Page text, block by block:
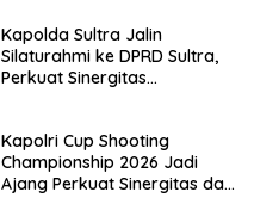
Kapolda Sultra Jalin
Silaturahmi ke DPRD Sultra,
Perkuat Sinergitas
Kapolri Cup Shooting
Championship 2026 Jadi
Ajang Perkuat Sinergitas dan